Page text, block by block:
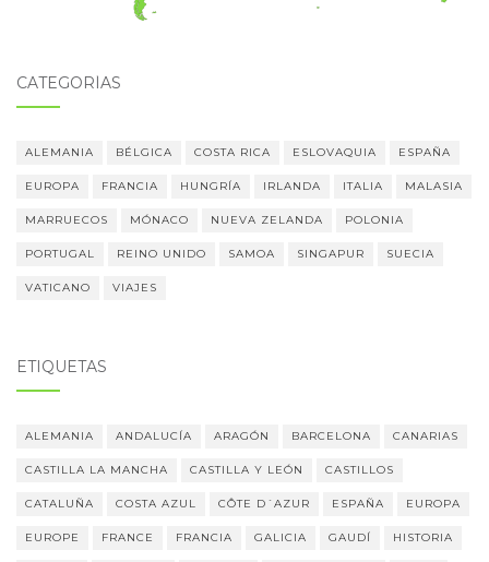
CATEGORÍAS
ALEMANIA BÉLGICA COSTA RICA ESLOVAQUIA ESPAÑA
EUROPA FRANCIA HUNGRÍA IRLANDA ITALIA MALASIA
MARRUECOS MÓNACO NUEVA ZELANDA POLONIA
PORTUGAL REINO UNIDO SAMOA SINGAPUR SUECIA
VATICANO VIAJES
ETIQUETAS
ALEMANIA ANDALUCÍA ARAGÓN BARCELONA CANARIAS
CASTILLA LA MANCHA CASTILLA Y LEÓN CASTILLOS
CATALUÑA COSTA AZUL CÔTE D´AZUR ESPAÑA EUROPA
EUROPE FRANCE FRANCIA GALICIA GAUDÍ HISTORIA